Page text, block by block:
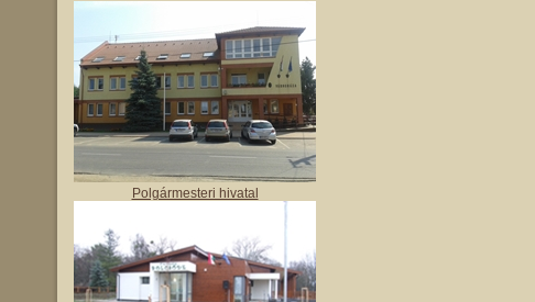
Polgármesteri hivatal